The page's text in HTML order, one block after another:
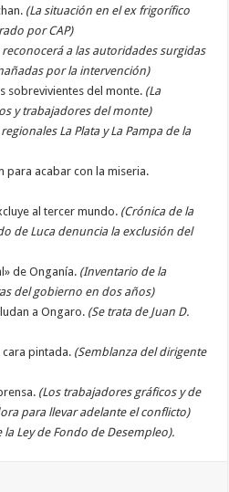
(La situación en el ex frigorífico
por CAP)
reconocerá a las autoridades surgidas
por la intervención)
sobrevivientes del monte. (La
y trabajadores del monte)
La Plata y La Pampa de la
para acabar con la miseria.
al tercer mundo. (Crónica de la
de Luca denuncia la exclusión del
de Onganía. (Inventario de la
del gobierno en dos años)
a Ongaro. (Se trata de Juan D.
pintada. (Semblanza del dirigente
(Los trabajadores gráficos y de
para llevar adelante el conflicto)
la Ley de Fondo de Desempleo).